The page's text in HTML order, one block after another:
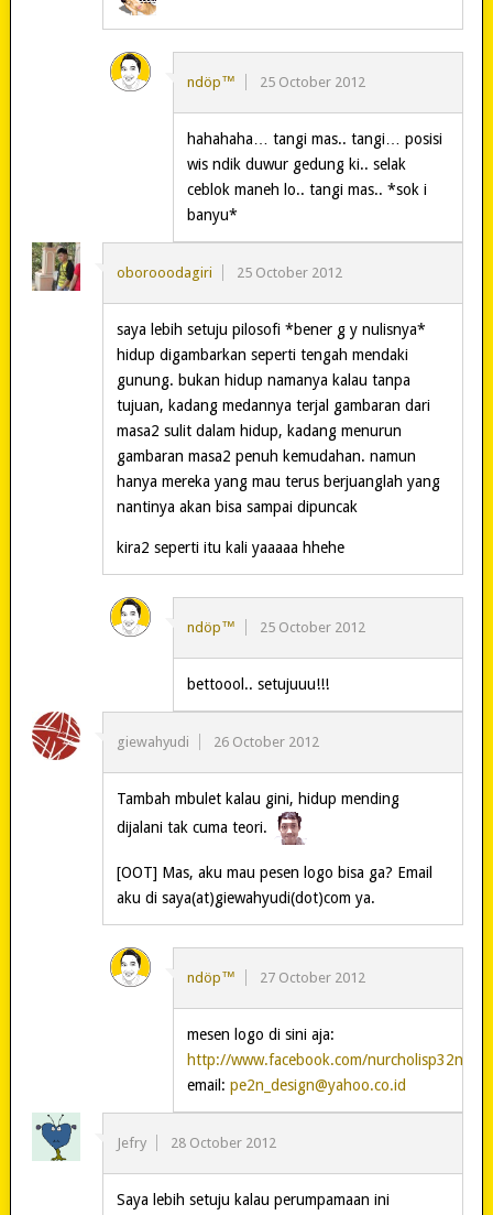
ndöp™ 25 October 2012
hahahaha… tangi mas.. tangi… posisi
wis ndik duwur gedung ki.. selak
ceblok maneh lo.. tangi mas.. *sok i
banyu*
oborooodagiri 25 October 2012
saya lebih setuju pilosofi *bener g y nulisnya*
hidup digambarkan seperti tengah mendaki
gunung. bukan hidup namanya kalau tanpa
tujuan, kadang medannya terjal gambaran dari
masa2 sulit dalam hidup, kadang menurun
gambaran masa2 penuh kemudahan. namun
hanya mereka yang mau terus berjuanglah yang
nantinya akan bisa sampai dipuncak
kira2 seperti itu kali yaaaaa hhehe
ndöp™ 25 October 2012
bettoool.. setujuuu!!!
giewahyudi 26 October 2012
Tambah mbulet kalau gini, hidup mending
dijalani tak cuma teori.
[OOT] Mas, aku mau pesen logo bisa ga? Email
aku di saya(at)giewahyudi(dot)com ya.
ndöp™ 27 October 2012
mesen logo di sini aja:
http://www.facebook.com/nurcholisp32n
email: pe2n_design@yahoo.co.id
Jefry 28 October 2012
Saya lebih setuju kalau perumpamaan ini